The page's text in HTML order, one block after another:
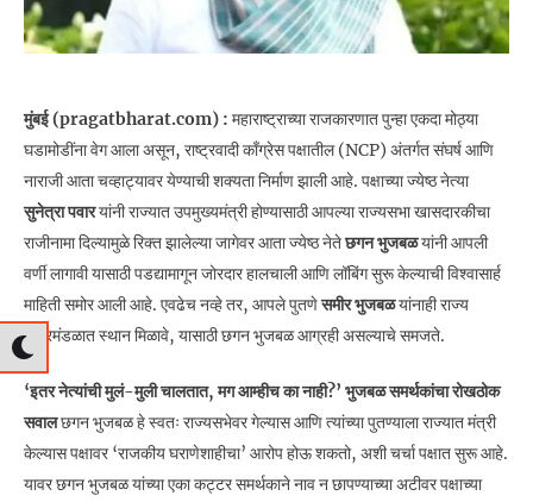
मुंबई (pragatbharat.com) : महाराष्ट्राच्या राजकारणात पुन्हा एकदा मोठ्या
घडामोडींना वेग आला असून, राष्ट्रवादी काँग्रेस पक्षातील (NCP) अंतर्गत संघर्ष आणि
नाराजी आता चव्हाट्यावर येण्याची शक्यता निर्माण झाली आहे. पक्षाच्या ज्येष्ठ नेत्या
सुनेत्रा पवारयांनी राज्यात उपमुख्यमंत्री होण्यासाठी आपल्या राज्यसभा खासदारकीचा
राजीनामा दिल्यामुळे रिक्त झालेल्या जागेवर आता ज्येष्ठ नेतेछगन भुजबळयांनी आपली
वर्णी लागावी यासाठी पडद्यामागून जोरदार हालचाली आणि लॉबिंग सुरू केल्याची विश्वासार्ह
माहिती समोर आली आहे. एवढेच नव्हे तर, आपले पुतणेसमीर भुजबळयांनाही राज्य
मंत्रिमंडळात स्थान मिळावे, यासाठी छगन भुजबळ आग्रही असल्याचे समजते.
‘इतर नेत्यांची मुलं-मुली चालतात, मग आम्हीच का नाही?’ भुजबळ समर्थकांचा रोखठोक
सवालछगन भुजबळ हे स्वतः राज्यसभेवर गेल्यास आणि त्यांच्या पुतण्याला राज्यात मंत्री
केल्यास पक्षावर ‘राजकीय घराणेशाहीचा’ आरोप होऊ शकतो, अशी चर्चा पक्षात सुरू आहे.
यावर छगन भुजबळ यांच्या एका कट्टर समर्थकाने नाव न छापण्याच्या अटीवर पक्षाच्या